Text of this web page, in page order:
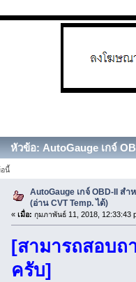
หัวข้อ: AutoGauge เกจ์
นี้
AutoGauge เกจ์ OBD-II สำ
(อ่าน CVT Temp. ได้)
« เมื่อ: กุมภาพันธ์ 11, 2018, 12:33:43
[สามารถสอบถ
ครับ]